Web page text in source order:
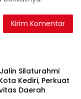
Silaturahmi
Kediri, Perkuat
Daerah